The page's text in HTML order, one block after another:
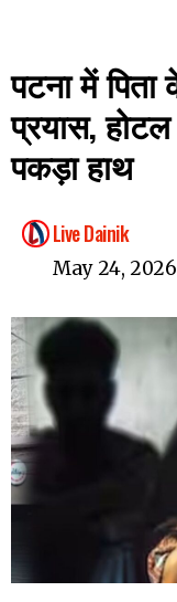
पटना में
प्रयास,
पकड़ा हाथ
Live Dainik
May 24, 2026